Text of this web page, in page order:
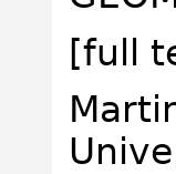
[full